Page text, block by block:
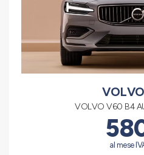
VOLVO V60 B4
al mese